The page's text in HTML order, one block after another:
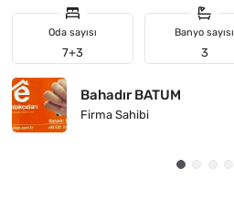
Oda sayısı
7+3
Banyo sayısı
3
Bahadır BATUM
Firma Sahibi